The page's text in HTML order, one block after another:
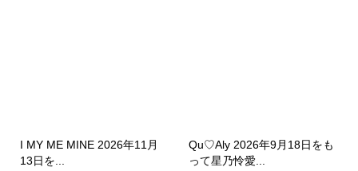
I MY ME MINE 2026年11月
13日を...
Qu♡Aly 2026年9月18日をも
って星乃怜愛...